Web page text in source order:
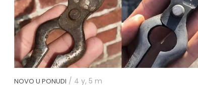
NOVO U PONUDI / 4 y, 5 m